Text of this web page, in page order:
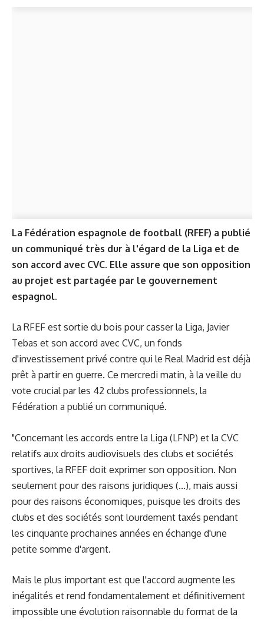
La Fédération espagnole de football (RFEF) a publié
un communiqué très dur à l'égard de la Liga et de
son accord avec CVC. Elle assure que son opposition
au projet est partagée par le gouvernement
espagnol.
La RFEF est sortie du bois pour casser la Liga, Javier
Tebas et son accord avec CVC, un fonds
d'investissement privé contre qui le Real Madrid est déjà
prêt à partir en guerre. Ce mercredi matin, à la veille du
vote crucial par les 42 clubs professionnels, la
Fédération a publié un communiqué.
"Concernant les accords entre la Liga (LFNP) et la CVC
relatifs aux droits audiovisuels des clubs et sociétés
sportives, la RFEF doit exprimer son opposition. Non
seulement pour des raisons juridiques (...), mais aussi
pour des raisons économiques, puisque les droits des
clubs et des sociétés sont lourdement taxés pendant
les cinquante prochaines années en échange d'une
petite somme d'argent.
Mais le plus important est que l'accord augmente les
inégalités et rend fondamentalement et définitivement
impossible une évolution raisonnable du format de la